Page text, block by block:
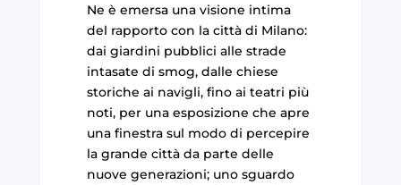
Ne è emersa una visione intima
del rapporto con la città di Milano:
dai giardini pubblici alle strade
intasate di smog, dalle chiese
storiche ai navigli, fino ai teatri più
noti, per una esposizione che apre
una finestra sul modo di percepire
la grande città da parte delle
nuove generazioni; uno sguardo